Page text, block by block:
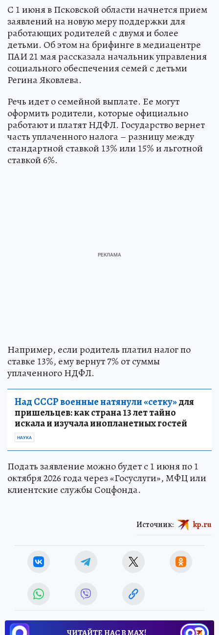
С 1 июня в Псковской области начнется прием
заявлений на новую меру поддержки для
работающих родителей с двумя и более
детьми. Об этом на брифинге в медиацентре
ПАИ 21 мая рассказала начальник управления
социального обеспечения семей с детьми
Регина Яковлева.
Речь идет о семейной выплате. Ее могут
оформить родители, которые официально
работают и платят НДФЛ. Государство вернет
часть уплаченного налога – разницу между
стандартной ставкой 13% или 15% и льготной
ставкой 6%.
Например, если родитель платил налог по
ставке 13%, ему вернут 7% от суммы
уплаченного НДФЛ.
Над СССР военные натянули «сетку»для
пришельцев: как страна 13 лет тайно
искала и изучала инопланетных гостей
НАУКА
Подать заявление можно будет с 1 июня по 1
октября 2026 года через «Госуслуги», МФЦ или
клиентские службы Соцфонда.
Источник: kp.ru